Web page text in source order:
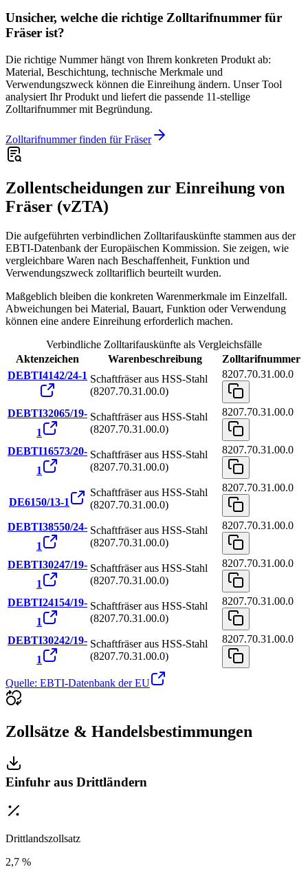
Unsicher, welche die richtige Zolltarifnummer für
Fräser ist?
Die richtige Nummer hängt von Ihrem konkreten Produkt ab:
Material, Beschichtung, technische Merkmale und
Verwendungszweck können die Einreihung ändern. Unser Tool
analysiert Ihr Produkt und liefert die passende 11-stellige
Zolltarifnummer mit Begründung.
Zolltarifnummer finden für Fräser
Zollentscheidungen zur Einreihung von
Fräser (vZTA)
Die aufgeführten verbindlichen Zolltarifauskünfte stammen aus der
EBTI-Datenbank der Europäischen Kommission. Sie zeigen, wie
vergleichbare Waren nach Beschaffenheit, Funktion und
Verwendungszweck zolltariflich beurteilt wurden.
Maßgeblich bleiben die konkreten Warenmerkmale im Einzelfall.
Abweichungen bei Material, Bauart, Funktion oder Verwendung
können eine andere Einreihung erforderlich machen.
Verbindliche Zolltarifauskünfte als Vergleichsfälle
Aktenzeichen
Warenbeschreibung
Zolltarifnummer
DEBTI4142/24-1 Schaftfräser aus HSS-Stahl
(8207.70.31.00.0)
8207.70.31.00.0
DEBTI32065/19-
1
Schaftfräser aus HSS-Stahl
(8207.70.31.00.0)
8207.70.31.00.0
DEBTI16573/20-
1
Schaftfräser aus HSS-Stahl
(8207.70.31.00.0)
8207.70.31.00.0
DE6150/13-1
Schaftfräser aus HSS-Stahl
(8207.70.31.00.0)
8207.70.31.00.0
DEBTI38550/24-
1
Schaftfräser aus HSS-Stahl
(8207.70.31.00.0)
8207.70.31.00.0
DEBTI30247/19-
1
Schaftfräser aus HSS-Stahl
(8207.70.31.00.0)
8207.70.31.00.0
DEBTI24154/19-
1
Schaftfräser aus HSS-Stahl
(8207.70.31.00.0)
8207.70.31.00.0
DEBTI30242/19-
1
Schaftfräser aus HSS-Stahl
(8207.70.31.00.0)
8207.70.31.00.0
Quelle: EBTI-Datenbank der EU
Zollsätze & Handelsbestimmungen
Einfuhr aus Drittländern
Drittlandszollsatz
2,7 %